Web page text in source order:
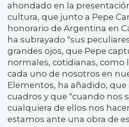
ahondado en la
cultura, que junto a Pepe
honorario de Argentina en
ha subrayado "sus
grandes ojos, que Pepe
normales, cotidianas, como
cada uno de nosotros en
Elementos, ha añadido, que
cuadros y que "cuando nos
cualquiera de ellos nos
estamos ante una obra de